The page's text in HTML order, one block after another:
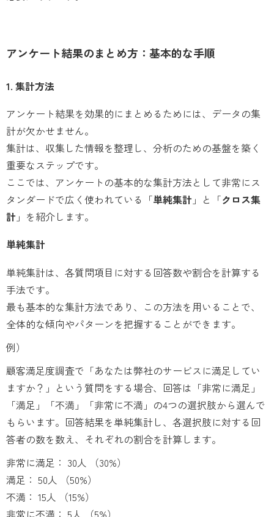
アンケート結果のまとめ方：基本的な手順
1. 集計方法
アンケート結果を効果的にまとめるためには、データの集
計が欠かせません。
集計は、収集した情報を整理し、分析のための基盤を築く
重要なステップです。
ここでは、アンケートの基本的な集計方法として非常にス
タンダードで広く使われている「単純集計 」と「クロス集
計 」を紹介します。
単純集計
単純集計は、各質問項目に対する回答数や割合を計算する
手法です。
最も基本的な集計方法であり、この方法を用いることで、
全体的な傾向やパターンを把握することができます。
例）
顧客満足度調査で「あなたは弊社のサービスに満足してい
ますか？」という質問をする場合、回答は「非常に満足」
「満足」「不満」「非常に不満」の4つの選択肢から選んで
もらいます。回答結果を単純集計し、各選択肢に対する回
答者の数を数え、それぞれの割合を計算します。
非常に満足： 30人 （30%）
満足： 50人 （50%）
不満： 15人 （15%）